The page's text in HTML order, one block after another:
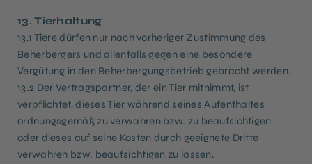
13. Tierhaltung
13.1 Tiere dürfen nur nach vorheriger Zustimmung des
Beherbergers und allenfalls gegen eine besondere
Vergütung in den Beherbergungsbetrieb gebracht werden.
13.2 Der Vertragspartner, der ein Tier mitnimmt, ist
verpflichtet, dieses Tier während seines Aufenthaltes
ordnungsgemäß zu verwahren bzw. zu beaufsichtigen
oder dieses auf seine Kosten durch geeignete Dritte
verwahren bzw. beaufsichtigen zu lassen.